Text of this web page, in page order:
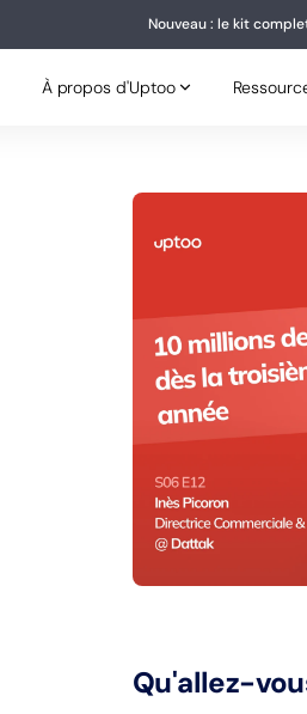
Nouveau : le kit
À propos d'Uptoo
Nouveau : le kit
À propos d'Uptoo
Qu'allez-